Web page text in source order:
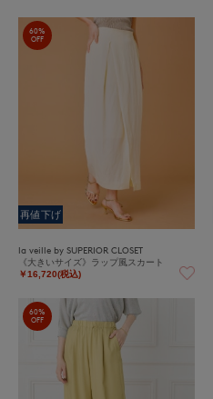
60%
OFF
再値下げ
la veille by SUPERIOR CLOSET
《大きいサイズ》ラップ風スカート
￥16,720(税込)
60%
OFF